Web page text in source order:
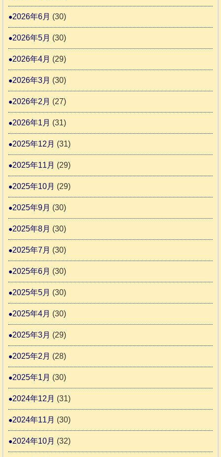
進
会
2
ゃ
っ
間
2026年6月 (30)
2026年5月 (30)
2026年4月 (29)
2026年3月 (30)
2026年2月 (27)
2026年1月 (31)
2025年12月 (31)
2025年11月 (29)
2025年10月 (29)
2025年9月 (30)
2025年8月 (30)
2025年7月 (30)
2025年6月 (30)
2025年5月 (30)
2025年4月 (30)
2025年3月 (29)
2025年2月 (28)
2025年1月 (30)
2024年12月 (31)
2024年11月 (30)
2024年10月 (32)